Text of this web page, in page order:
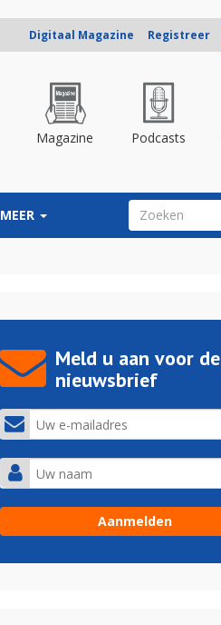
Digitaal Magazine Registreer
Magazine Podcasts
MEER ZOEKVELD
Meld u aan voor de
nieuwsbrief